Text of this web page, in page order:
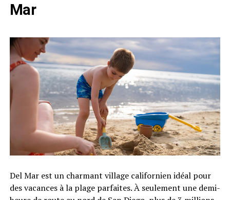
Mar
Del Mar est un charmant village californien idéal pour
des vacances à la plage parfaites. À seulement une demi-